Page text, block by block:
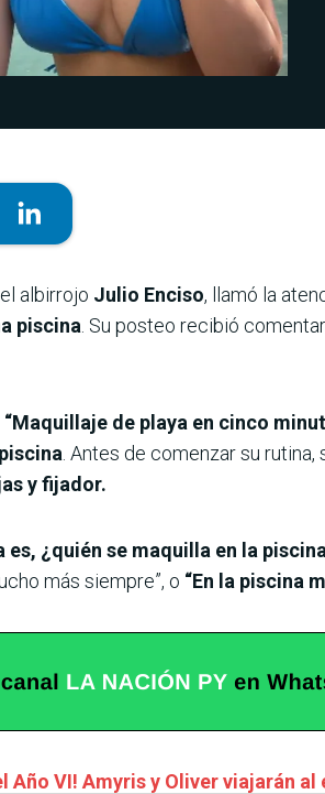
albirrojo Julio Enciso, llamó la
piscina . Su posteo recibió
“Maquillaje de playa en cinco
. Antes de comenzar su
y fijador.
es, ¿quién se maquilla en la
más siempre”, o “En la piscina
Año VI! Amyris y Oliver viajarán al